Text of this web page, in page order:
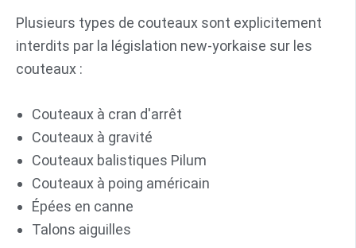
Plusieurs types de couteaux sont explicitement
interdits par la législation new-yorkaise sur les
couteaux :
Couteaux à cran d'arrêt
Couteaux à gravité
Couteaux balistiques Pilum
Couteaux à poing américain
Épées en canne
Talons aiguilles